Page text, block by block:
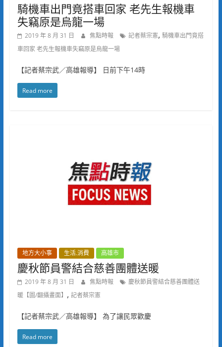
騎機車出門竟搭車回家 老先生報機車
失竊原是烏龍一場
2019 年 8 月 31 日 焦點時報 記者蔡宗憲, 騎機車出門竟搭
車回家 老先生報機車失竊原是烏龍一場
【記者蔡宗武／高雄報導】 日前下午14時
Read more
地方大小事 生活.消費 高雄市
慶秋節員警結合慈善團體送暖
2019 年 8 月 31 日 焦點時報
慶秋節員警結合慈善團體送
暖【圖/翻攝畫面】 , 記者蔡宗憲
【記者蔡宗武／高雄報導】 為了讓民眾歡慶
Read more